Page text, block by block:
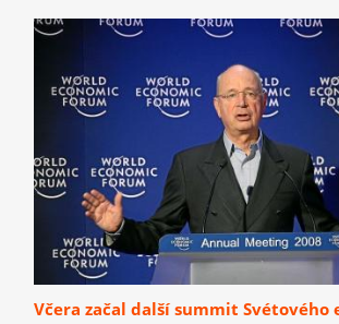
Včera začal další summit Svétového